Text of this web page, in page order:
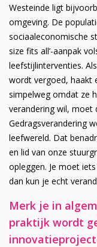
Westeinde ligt
omgeving. De
sociaaleconomische
size fits all’-aanpak
leefstijlinterventies.
wordt vergoed, haakt
simpelweg omdat ze
verandering wil, moet
Gedragsverandering
leefwereld. Dat
en lid van onze
opleggen. Je moet
dan kun je echt
Merk je in
praktijk wordt